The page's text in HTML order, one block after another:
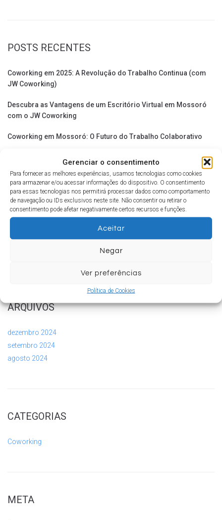
Gerenciar o consentimento
Para fornecer as melhores experiências, usamos tecnologias como cookies
para armazenar e/ou acessar informações do dispositivo. O consentimento
para essas tecnologias nos permitirá processar dados como comportamento
de navegação ou IDs exclusivos neste site. Não consentir ou retirar o
consentimento pode afetar negativamente certos recursos e funções.
Aceitar
Negar
Ver preferências
Política de Cookies
POSTS RECENTES
Coworking em 2025: A Revolução do Trabalho Continua (com
JW Coworking)
Descubra as Vantagens de um Escritório Virtual em Mossoró
com o JW Coworking
Coworking em Mossoró: O Futuro do Trabalho Colaborativo
Potencialize Seu Sucesso: O Poder de Uma Localização
Estratégica!
ARQUIVOS
dezembro 2024
setembro 2024
agosto 2024
CATEGORIAS
Coworking
META